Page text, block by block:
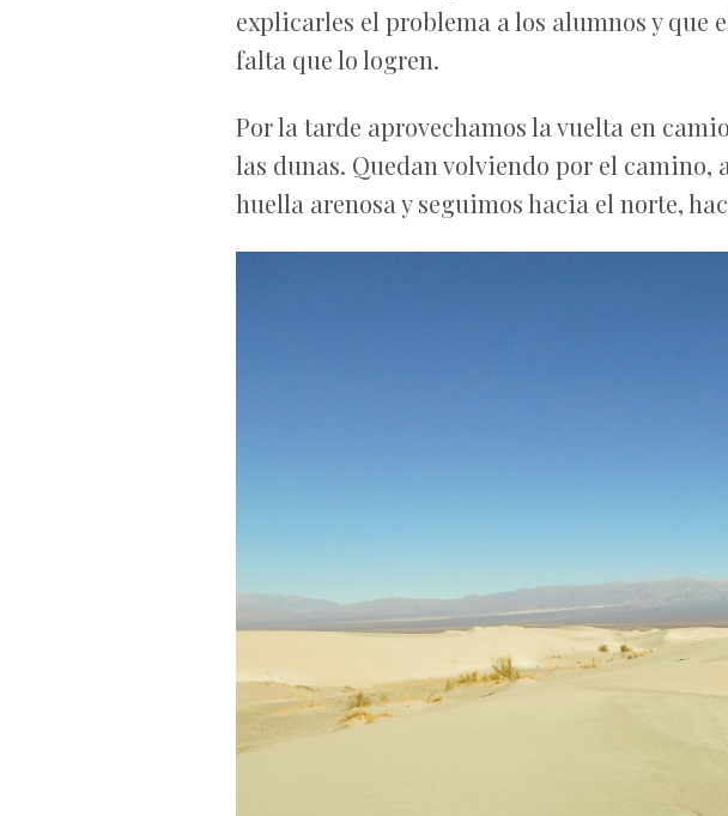
explicarles el problema a los alumnos y que
falta que lo logren.
Por la tarde aprovechamos la vuelta en
las dunas. Quedan volviendo por el camino,
huella arenosa y seguimos hacia el norte,